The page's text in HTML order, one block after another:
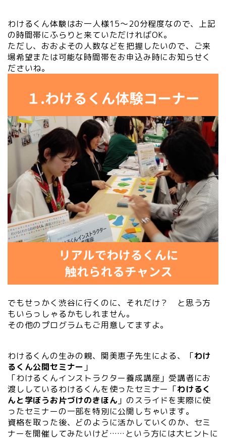
わけるくん体験はお一人様15～20分程度なので、上記
の時間帯にふらりと来ていただければOK。
ただし、おおよその人数などを把握したいので、ご来
場希望または可能な時間帯をお申込み時にお知らせく
ださいね。
でもせっかく渋谷に行くのに、それだけ？ と思う方
もいらっしゃるかもしれません。
その他のプログラムもご用意してますよ。
わけるくんの生みの親、関美恵子先生による、「わけ
るくん公開セミナー 」
「わけるくんインストラクター養成講座」受講者にお
渡ししているわけるくんを使ったセミナー「わけるく
んと学ぼうお片づけのきほん 」のスライドを実際に使
ったセミナーの一部を特別に公開しちゃいます。
資格を取った後、どのように活かしていくのか、セミ
ナーを開催してみたいけど……という方には大ヒントに